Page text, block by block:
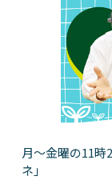
月～金曜の11時
ネ」